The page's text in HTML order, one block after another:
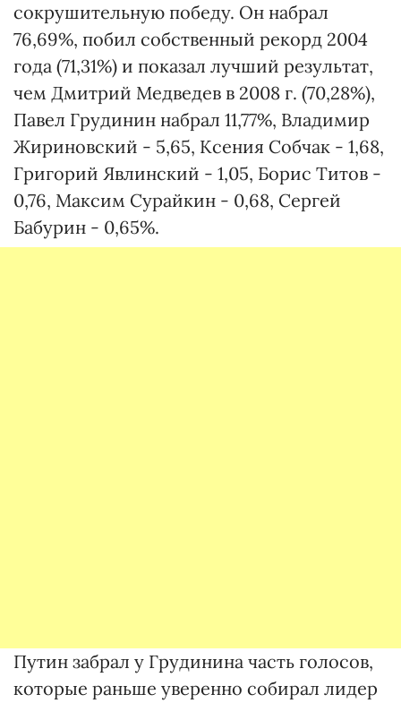
сокрушительную победу. Он набрал
76,69%, побил собственный рекорд 2004
года (71,31%) и показал лучший результат,
чем Дмитрий Медведев в 2008 г. (70,28%),
Павел Грудинин набрал 11,77%, Владимир
Жириновский - 5,65, Ксения Собчак - 1,68,
Григорий Явлинский - 1,05, Борис Титов -
0,76, Максим Сурайкин - 0,68, Сергей
Бабурин - 0,65%.
Путин забрал у Грудинина часть голосов,
которые раньше уверенно собирал лидер